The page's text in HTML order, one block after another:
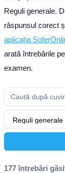
Reguli generale.
răspunsul corect
aplicația
arată întrebările
examen.
Reguli generale
177 întrebări